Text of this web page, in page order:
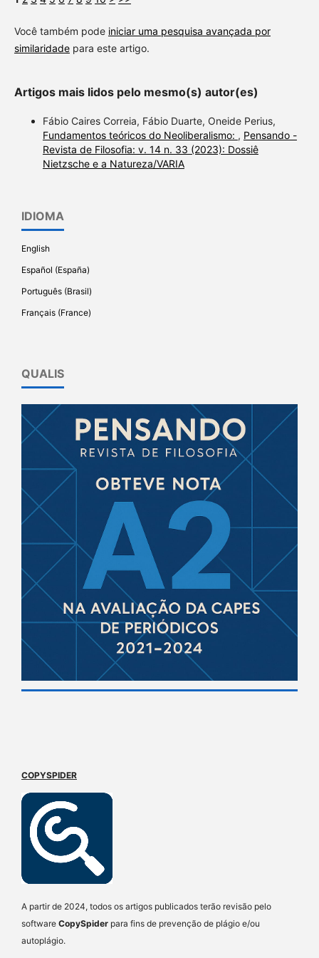
Você também pode iniciar uma pesquisa avançada por
similaridadepara este artigo.
Artigos mais lidos pelo mesmo(s) autor(es)
Fábio Caires Correia, Fábio Duarte, Oneide Perius,
Fundamentos teóricos do Neoliberalismo: , Pensando -
Revista de Filosofia: v. 14 n. 33 (2023): Dossiê
Nietzsche e a Natureza/VARIA
IDIOMA
English
Español (España)
Português (Brasil)
Français (France)
QUALIS
COPYSPIDER
A partir de 2024, todos os artigos publicados terão revisão pelo
software CopySpider para fins de prevenção de plágio e/ou
autoplágio.